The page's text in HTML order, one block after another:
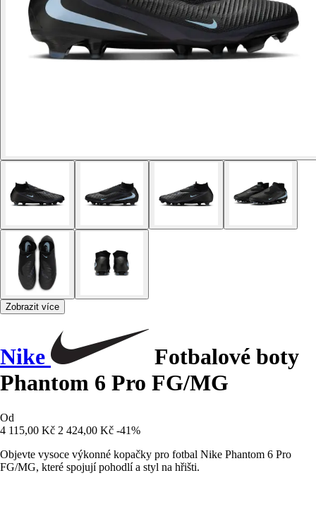
Zobrazit více
Nike
Fotbalové boty
Phantom 6 Pro FG/MG
Od
4 115,00 Kč 2 424,00 Kč -41%
Objevte vysoce výkonné kopačky pro fotbal Nike Phantom 6 Pro
FG/MG, které spojují pohodlí a styl na hřišti.